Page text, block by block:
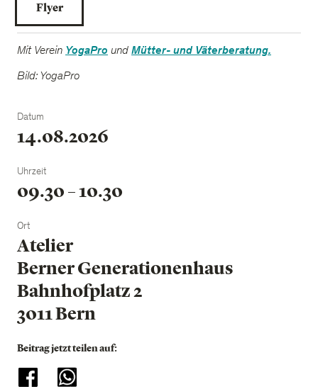
Flyer
Mit Verein YogaPro und Mütter- und Väterberatung.
Bild: YogaPro
Datum
14.08.2026
Uhrzeit
09.30 – 10.30
Ort
Atelier
Berner Generationenhaus
Bahnhofplatz 2
3011 Bern
Beitrag jetzt teilen auf: